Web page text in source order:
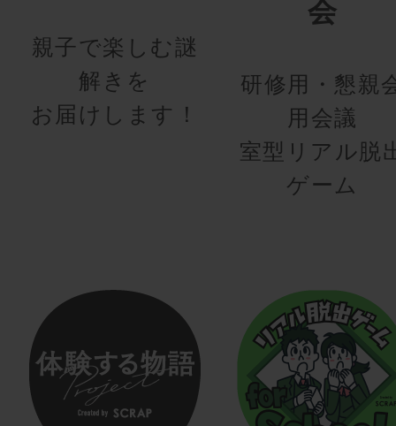
親子で楽しむ謎
解きを
お届けします！
会
研修用・懇親
用会議
室型リアル脱
ゲーム